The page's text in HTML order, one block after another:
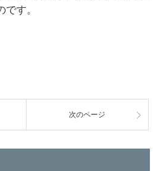
す。
次のページ